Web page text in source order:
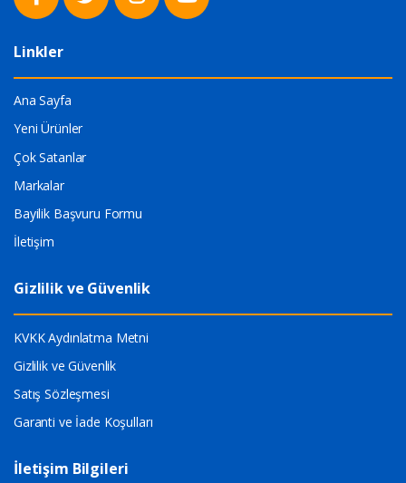
Linkler
Ana Sayfa
Yeni Ürünler
Çok Satanlar
Markalar
Bayilik Başvuru Formu
İletişim
Gizlilik ve Güvenlik
KVKK Aydınlatma Metni
Gizlilik ve Güvenlik
Satış Sözleşmesi
Garanti ve İade Koşulları
İletişim Bilgileri